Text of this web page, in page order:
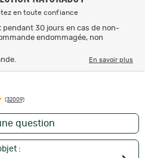
en toute confiance
30 jours en cas de non-
endommagée, non
En savoir plus
(32009)
question
: